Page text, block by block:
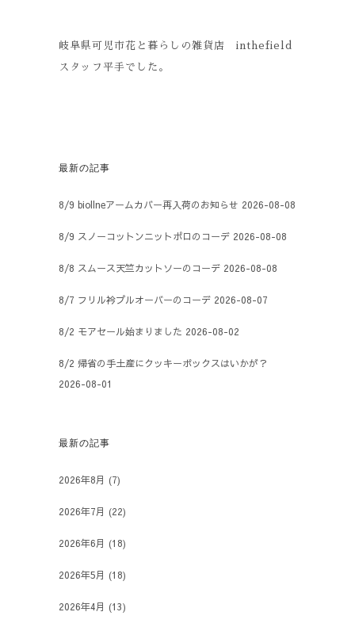
岐阜県可児市花と暮らしの雑貨店 inthefield
スタッフ平手でした。
最新の記事
8/9 biollneアームカバー再入荷のお知らせ 2026-08-08
8/9 スノーコットンニットポロのコーデ 2026-08-08
8/8 スムース天竺カットソーのコーデ 2026-08-08
8/7 フリル衿プルオーバーのコーデ 2026-08-07
8/2 モアセール始まりました 2026-08-02
8/2 帰省の手土産にクッキーボックスはいかが？
2026-08-01
最新の記事
2026年8月 (7)
2026年7月 (22)
2026年6月 (18)
2026年5月 (18)
2026年4月 (13)